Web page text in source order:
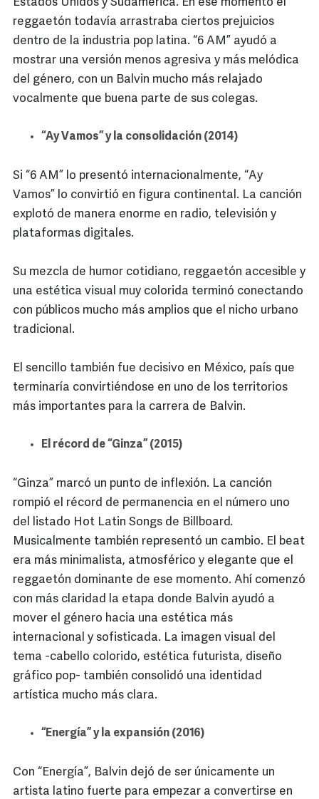
Estados Unidos y Sudamérica. En ese momento el
reggaetón todavía arrastraba ciertos prejuicios
dentro de la industria pop latina. “6 AM” ayudó a
mostrar una versión menos agresiva y más melódica
del género, con un Balvin mucho más relajado
vocalmente que buena parte de sus colegas.
“Ay Vamos” y la consolidación (2014)
Si “6 AM” lo presentó internacionalmente, “Ay
Vamos” lo convirtió en figura continental. La canción
explotó de manera enorme en radio, televisión y
plataformas digitales.
Su mezcla de humor cotidiano, reggaetón accesible y
una estética visual muy colorida terminó conectando
con públicos mucho más amplios que el nicho urbano
tradicional.
El sencillo también fue decisivo en México, país que
terminaría convirtiéndose en uno de los territorios
más importantes para la carrera de Balvin.
El récord de “Ginza” (2015)
“Ginza” marcó un punto de inflexión. La canción
rompió el récord de permanencia en el número uno
del listado Hot Latin Songs de Billboard.
Musicalmente también representó un cambio. El beat
era más minimalista, atmosférico y elegante que el
reggaetón dominante de ese momento. Ahí comenzó
con más claridad la etapa donde Balvin ayudó a
mover el género hacia una estética más
internacional y sofisticada. La imagen visual del
tema -cabello colorido, estética futurista, diseño
gráfico pop- también consolidó una identidad
artística mucho más clara.
“Energía” y la expansión (2016)
Con “Energía”, Balvin dejó de ser únicamente un
artista latino fuerte para empezar a convertirse en